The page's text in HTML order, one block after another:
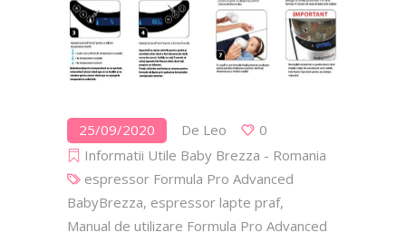
25/09/2020 De Leo
0
Informatii Utile Baby Brezza - Romania
espressor Formula Pro Advanced
BabyBrezza, espressor lapte praf,
Manual de utilizare Formula Pro Advanced